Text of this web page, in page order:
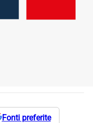
Fonti preferite